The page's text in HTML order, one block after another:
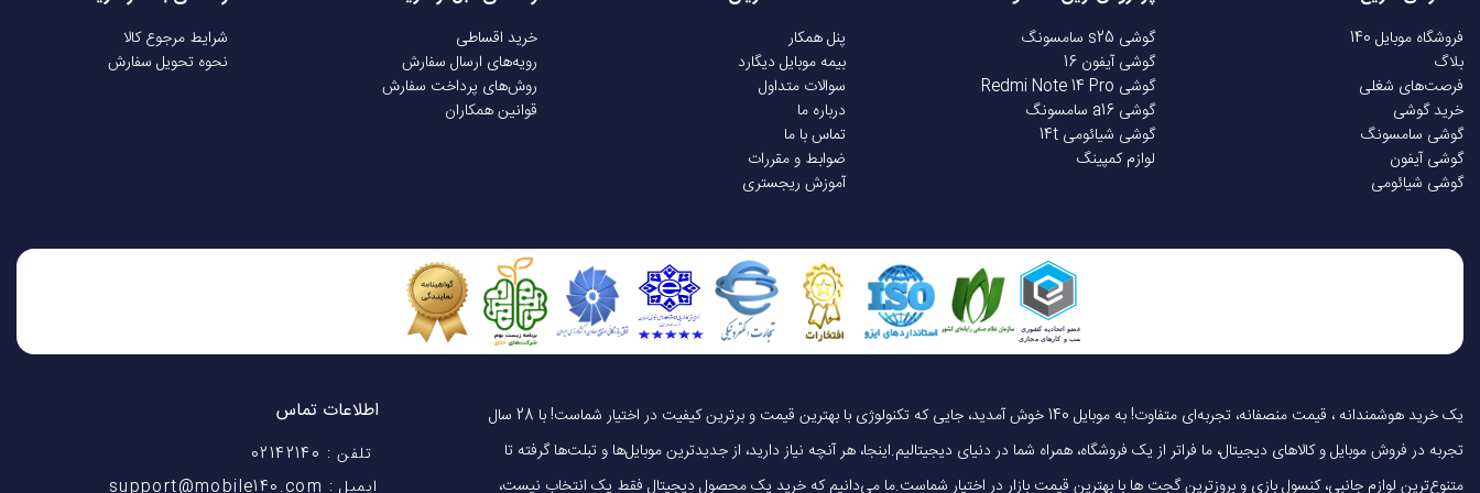
فروشگاه موبایل 140
بلاگ
فرصت‌های شغلی
خرید گوشی
گوشی سامسونگ
گوشی آیفون
گوشی شیائومی
گوشی s25 سامسونگ
گوشی آیفون 16
گوشی Redmi Note 14 Pro
گوشی a16 سامسونگ
گوشی شیائومی 14t
لوازم کمپینگ
پنل همکار
بیمه موبایل دیگارد
سوالات متداول
درباره ما
تماس با ما
ضوابط و مقررات
آموزش ریجستری
خرید اقساطی
رویه‌های ارسال سفارش
روش‌های پرداخت سفارش
قوانین همکاران
شرایط مرجوع کالا
نحوه تحویل سفارش
یک خرید هوشمندانه ، قیمت منصفانه، تجربه‌ای متفاوت! به موبایل 140 خوش آمدید، جایی که تکنولوژی با بهترین قیمت و برترین کیفیت در اختیار شماست! با 28 سال
تجربه در فروش موبایل و کالاهای دیجیتال، ما فراتر از یک فروشگاه، همراه شما در دنیای دیجیتالیم.اینجا، هر آنچه نیاز دارید، از جدیدترین موبایل‌ها و تبلت‌ها گرفته تا
متنوع‌ترین لوازم جانبی، کنسول بازی و بروزترین گجت ها با بهترین قیمت بازار در اختیار شماست.ما می‌دانیم که خرید یک محصول دیجیتال فقط یک انتخاب نیست،
اطلاعات تماس
تلفن : 02142140
ایمیل : support@mobile140.com